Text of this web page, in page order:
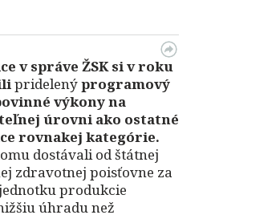
v správe ŽSK si v roku
pridelenýprogramový
výkony na
úrovni ako ostatné
rovnakej kategórie.
dostávali od štátnej
zdravotnej poisťovne za
produkcie
úhradu než